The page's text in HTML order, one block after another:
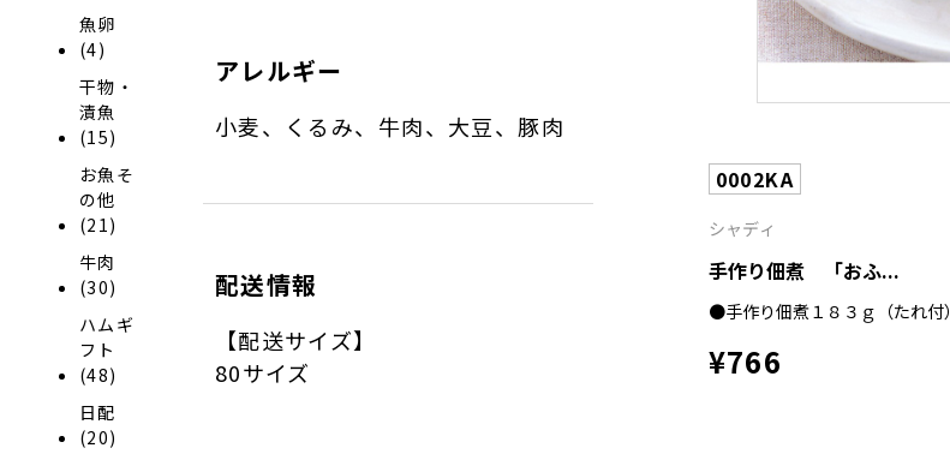
魚卵
(4)
干物・
漬魚
(15)
お魚そ
の他
(21)
牛肉
(30)
ハムギ
フト
(48)
日配
(20)
アレルギー
小麦、くるみ、牛肉、大豆、豚肉
配送情報
【配送サイズ】
80サイズ
0002KA
シャディ
手作り佃煮 「おふ...
●手作り佃煮１８３ｇ（たれ付）
¥766